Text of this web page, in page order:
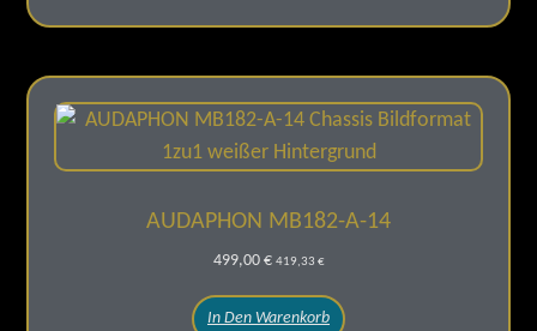
AUDAPHON MB182-A-14
499,00 € 419,33 €
In Den Warenkorb